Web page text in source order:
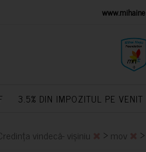
PLATFORM
3.5% DIN IMPOZITUL PE VENIT
vindecă- vișiniu > mov >